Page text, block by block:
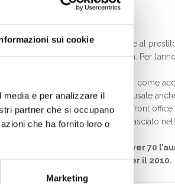
sui cookie
e per analizzare il
partner che si occupano
che ha fornito loro o
Marketing
in cassa buona (+100.000) grazie al
per la realizzazione della ludica. Per
e alleanze. Quest’ultima, come
tessere, che potranno essere usate
state notevoli nel 2009: il nuovo front office
servizio assistenti bagnanti ha lasciato
più (15 + iva), mentre per gli over 70
assemblea) più 9 per il 2010.